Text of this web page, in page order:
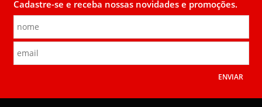
Cadastre-se e receba nossas novidades e promoções.
ENVIAR